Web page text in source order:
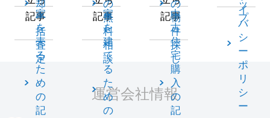
却
一
括
査
定
記事
家
を
売
る
た
め
の
記
の
無
料
相
談
記事
家
を
建
て
る
た
め
の
の
物
件
探
し
記事
中
古
住
宅
購
入
の
記
ッ
プ
イ
バ
シ
ー
ポ
リ
シ
ー
運営会社情報